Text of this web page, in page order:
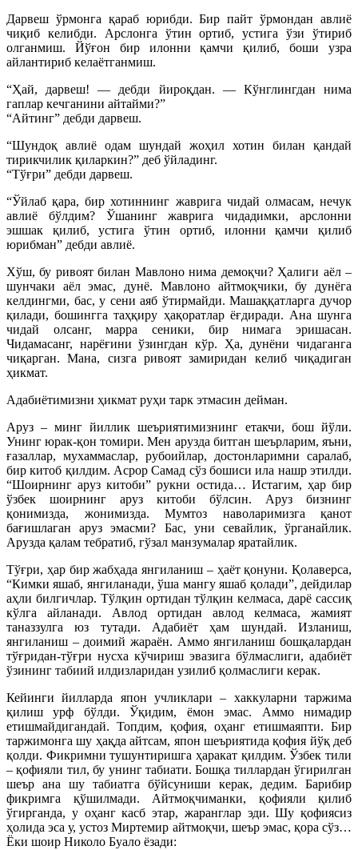
Дарвеш ўрмонга қараб юрибди. Бир пайт ўрмондан авлиё
чиқиб келибди. Арслонга ўтин ортиб, устига ўзи ўтириб
олганмиш. Йўғон бир илонни қамчи қилиб, боши узра
айлантириб келаётганмиш.
“Ҳай, дарвеш! — дебди йироқдан. — Кўнглингдан нима
гаплар кечганини айтайми?”
“Айтинг” дебди дарвеш.
“Шундоқ авлиё одам шундай жоҳил хотин билан қандай
тирикчилик қиларкин?” деб ўйладинг.
“Тўғри” дебди дарвеш.
“Ўйлаб қара, бир хотиннинг жаврига чидай олмасам, нечук
авлиё бўлдим? Ўшанинг жаврига чидадимки, арслонни
эшшак қилиб, устига ўтин ортиб, илонни қамчи қилиб
юрибман” дебди авлиё.
Хўш, бу ривоят билан Мавлоно нима демоқчи? Ҳалиги аёл –
шунчаки аёл эмас, дунё. Мавлоно айтмоқчики, бу дунёга
келдингми, бас, у сени аяб ўтирмайди. Машаққатларга дучор
қилади, бошингга таҳқиру ҳақоратлар ёғдиради. Ана шунга
чидай олсанг, марра сеники, бир нимага эришасан.
Чидамасанг, нарёғини ўзингдан кўр. Ҳа, дунёни чидаганга
чиқарган. Мана, сизга ривоят замиридан келиб чиқадиган
ҳикмат.
Адабиётимизни ҳикмат руҳи тарк этмасин дейман.
Аруз – минг йиллик шеъриятимизнинг етакчи, бош йўли.
Унинг юрак-қон томири. Мен арузда битган шеърларим, яъни,
ғазаллар, мухаммаслар, рубоийлар, достонларимни саралаб,
бир китоб қилдим. Асрор Самад сўз бошиси ила нашр этилди.
“Шоирнинг аруз китоби” рукни остида… Истагим, ҳар бир
ўзбек шоирнинг аруз китоби бўлсин. Аруз бизнинг
қонимизда, жонимизда. Мумтоз наволаримизга қанот
бағишлаган аруз эмасми? Бас, уни севайлик, ўрганайлик.
Арузда қалам тебратиб, гўзал манзумалар яратайлик.
Тўғри, ҳар бир жабҳада янгиланиш – ҳаёт қонуни. Қолаверса,
“Кимки яшаб, янгиланади, ўша мангу яшаб қолади”, дейдилар
аҳли билгичлар. Тўлқин ортидан тўлқин келмаса, дарё сассиқ
кўлга айланади. Авлод ортидан авлод келмаса, жамият
таназзулга юз тутади. Адабиёт ҳам шундай. Изланиш,
янгиланиш – доимий жараён. Аммо янгиланиш бошқалардан
тўғридан-тўғри нусха кўчириш эвазига бўлмаслиги, адабиёт
ўзининг табиий илдизларидан узилиб қолмаслиги керак.
Кейинги йилларда япон учликлари – хаккуларни таржима
қилиш урф бўлди. Ўқидим, ёмон эмас. Аммо нимадир
етишмайдигандай. Топдим, қофия, оҳанг етишмаяпти. Бир
таржимонга шу ҳақда айтсам, япон шеъриятида қофия йўқ деб
қолди. Фикримни тушунтиришга ҳаракат қилдим. Ўзбек тили
– қофияли тил, бу унинг табиати. Бошқа тиллардан ўгирилган
шеър ана шу табиатга бўйсуниши керак, дедим. Барибир
фикримга қўшилмади. Айтмоқчиманки, қофияли қилиб
ўгирганда, у оҳанг касб этар, жаранглар эди. Шу қофиясиз
ҳолида эса у, устоз Миртемир айтмоқчи, шеър эмас, қора сўз…
Ёки шоир Николо Буало ёзади: